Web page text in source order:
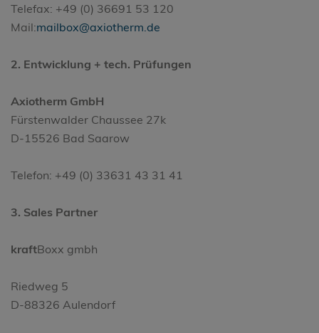
Telefax: +49 (0) 36691 53 120
Mail:mailbox@axiotherm.de
2. Entwicklung + tech. Prüfungen
Axiotherm GmbH
Fürstenwalder Chaussee 27k
D-15526 Bad Saarow
Telefon: +49 (0) 33631 43 31 41
3. Sales Partner
kraftBoxx gmbh
Riedweg 5
D-88326 Aulendorf